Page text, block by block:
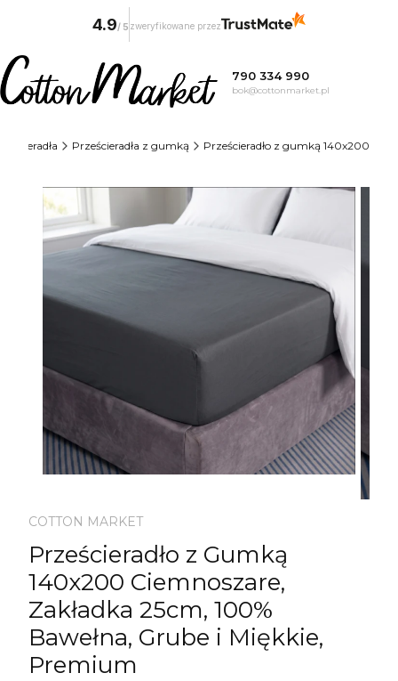
790 334 990
bok@cottonmarket.pl
Prześcieradła z gumką Prześcieradło z gumką 140x200
COTTON MARKET
Prześcieradło z Gumką
140x200 Ciemnoszare,
Zakładka 25cm, 100%
Bawełna, Grube i Miękkie,
Premium
4.9/ 5 zweryfikowane przez